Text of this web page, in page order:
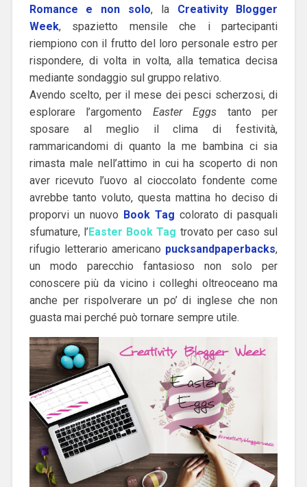
Romance e non solo, la Creativity Blogger
Week, spazietto mensile che i partecipanti
riempiono con il frutto del loro personale estro per
rispondere, di volta in volta, alla tematica decisa
mediante sondaggio sul gruppo relativo.
Avendo scelto, per il mese dei pesci scherzosi, di
esplorare l’argomento Easter Eggs tanto per
sposare al meglio il clima di festività,
rammaricandomi di quanto la me bambina ci sia
rimasta male nell’attimo in cui ha scoperto di non
aver ricevuto l’uovo al cioccolato fondente come
avrebbe tanto voluto, questa mattina ho deciso di
proporvi un nuovo Book Tag colorato di pasquali
sfumature, l’Easter Book Tag trovato per caso sul
rifugio letterario americano pucksandpaperbacks,
un modo parecchio fantasioso non solo per
conoscere più da vicino i colleghi oltreoceano ma
anche per rispolverare un po’ di inglese che non
guasta mai perché può tornare sempre utile.